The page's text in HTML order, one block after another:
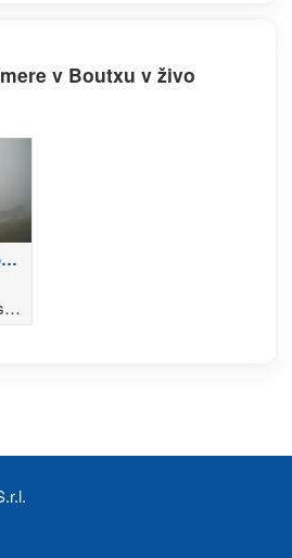
v Boutxu v živo
v